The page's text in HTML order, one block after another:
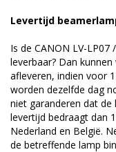
Levertijd
Is de CANON LV-
leverbaar? Dan
afleveren, indien voor
worden dezelfde dag
niet garanderen dat de
levertijd bedraagt dan
Nederland en België.
de betreffende lamp